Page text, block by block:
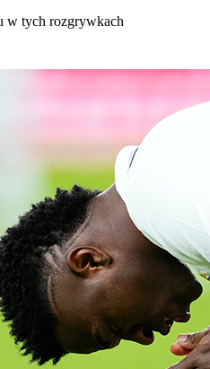
w tych rozgrywkach